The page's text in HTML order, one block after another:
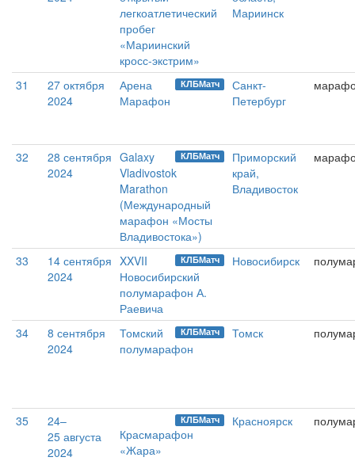
легкоатлетический
пробег
«Мариинский
кросс-экстрим»
Мариинск
31
27 октября
2024
КЛБМатч
Арена
Марафон
Санкт-
Петербург
32
28 сентября
2024
КЛБМатч
Galaxy
Vladivostok
Marathon
(Международный
марафон «Мосты
Владивостока»)
Приморский
край,
Владивосток
33
14 сентября
2024
КЛБМатч
XXVII
Новосибирский
полумарафон А.
Раевича
Новосибирск
34
8 сентября
2024
КЛБМатч
Томский
полумарафон
Томск
35
24–
25 августа
2024
КЛБМатч
Красмарафон
«Жара»
Красноярск